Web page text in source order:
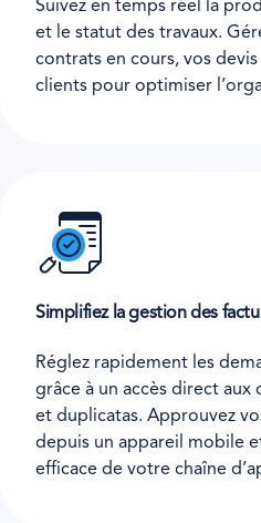
Suivez en temps réel la
et le statut des travaux.
contrats en cours, vos
clients pour optimiser
Simplifiez la gestion des
Réglez rapidement les
grâce à un accès direct aux
et duplicatas. Approuvez
depuis un appareil mobile
efficace de votre chaîne